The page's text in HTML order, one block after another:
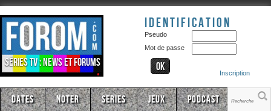
Séries TV : news et forums
Identification
Pseudo
Mot de passe
Inscription
Dates Noter Series Jeux Podcast